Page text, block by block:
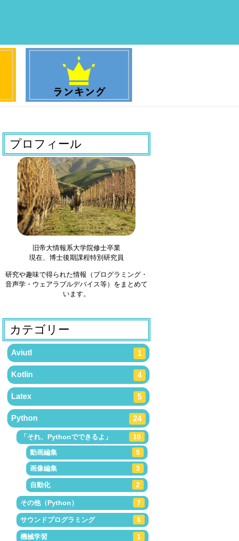
プロフィール
旧帝大情報系大学院修士卒業
現在、博士後期課程特別研究員
研究や趣味で得られた情報（プログラミング・
音声学・ウェアラブルデバイス等）をまとめて
います。
カテゴリー
Aviutl 1
Kotlin 4
Latex 5
Python 24
「それ、Pythonでできるよ」
10
動画編集
5
画像編集 3
自動化 2
その他（Python） 7
サウンドプログラミング 6
機械学習 1